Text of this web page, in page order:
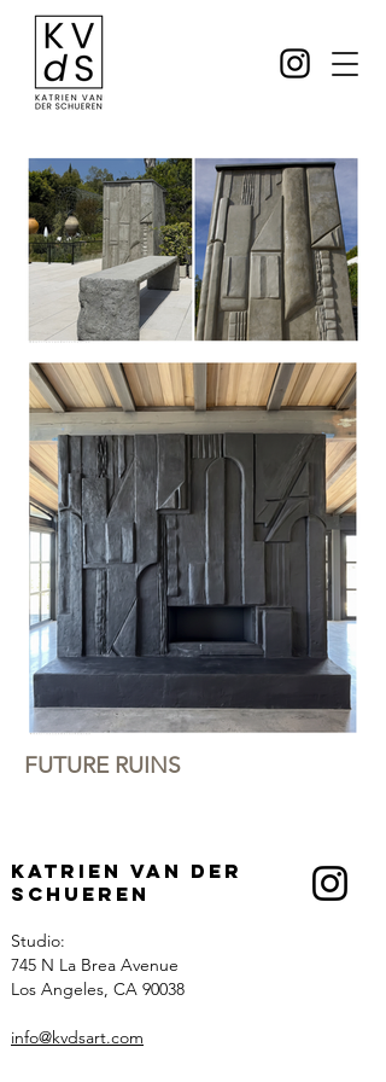
FUTURE RUINS
Katrien Van der
Schueren
Studio:
745 N La Brea Avenue
Los Angeles, CA 90038
info@kvdsart.com